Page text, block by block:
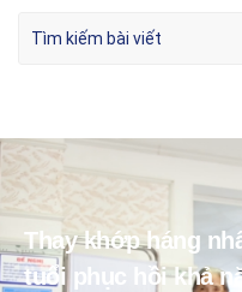
Thay khớp háng
tuổi phục hồi khả